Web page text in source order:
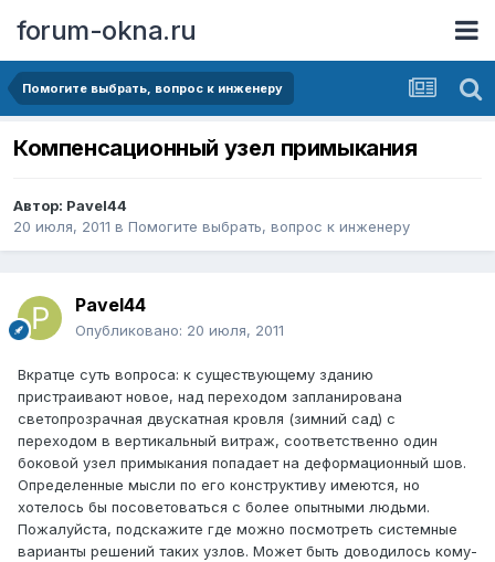
forum-okna.ru
Помогите выбрать, вопрос к инженеру
Компенсационный узел примыкания
Автор: Pavel44
20 июля, 2011 в Помогите выбрать, вопрос к инженеру
Pavel44
Опубликовано: 20 июля, 2011
Вкратце суть вопроса: к существующему зданию
пристраивают новое, над переходом запланирована
светопрозрачная двускатная кровля (зимний сад) с
переходом в вертикальный витраж, соответственно один
боковой узел примыкания попадает на деформационный шов.
Определенные мысли по его конструктиву имеются, но
хотелось бы посоветоваться с более опытными людьми.
Пожалуйста, подскажите где можно посмотреть системные
варианты решений таких узлов. Может быть доводилось кому-